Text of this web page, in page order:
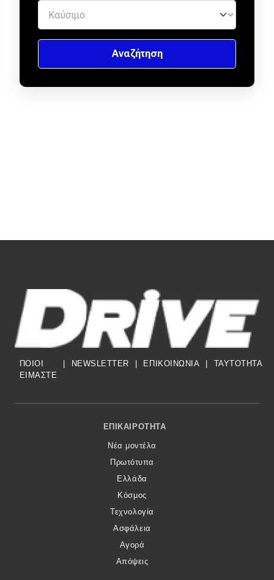
ΠΟΙΟΙ
ΕΙΜΑΣΤΕ
NEWSLETTER ΕΠΙΚΟΙΝΩΝΙΑ TAYTOTHTA
Footer Menu
ΕΠΙΚΑΙΡΌΤΗΤΑ
Νέα μοντέλα
Πρωτότυπα
Ελλάδα
Κόσμος
Τεχνολογία
Ασφάλεια
Αγορά
Απόψεις